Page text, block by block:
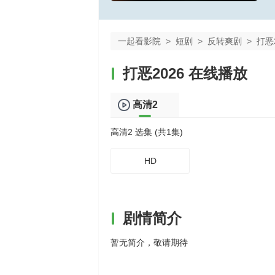
一起看影院 > 短剧 > 反转爽剧 > 打
打恶2026 在线播放
高清2
高清2 选集 (共1集)
HD
剧情简介
暂无简介，敬请期待